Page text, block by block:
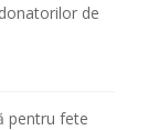
de
pentru fete